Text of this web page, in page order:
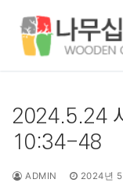
2024.5.24
10:34-48
ADMIN 2024년